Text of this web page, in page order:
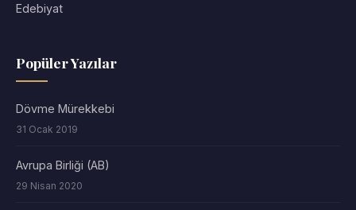
Edebiyat
Popüler Yazılar
Dövme Mürekkebi
31 Ocak 2019
Avrupa Birliği (AB)
29 Nisan 2020